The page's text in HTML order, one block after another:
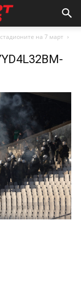
на 7 март